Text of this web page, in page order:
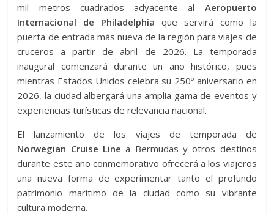
mil metros cuadrados adyacente al Aeropuerto
Internacional de Philadelphia que servirá como la
puerta de entrada más nueva de la región para viajes de
cruceros a partir de abril de 2026. La temporada
inaugural comenzará durante un año histórico, pues
mientras Estados Unidos celebra su 250º aniversario en
2026, la ciudad albergará una amplia gama de eventos y
experiencias turísticas de relevancia nacional.
El lanzamiento de los viajes de temporada de
Norwegian Cruise Line a Bermudas y otros destinos
durante este año conmemorativo ofrecerá a los viajeros
una nueva forma de experimentar tanto el profundo
patrimonio marítimo de la ciudad como su vibrante
cultura moderna.